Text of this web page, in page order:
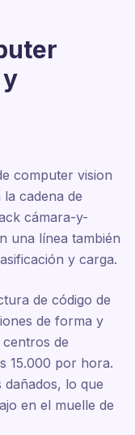
computer vision
cadena de
cámara-y-
una línea también
y carga.
de código de
de forma y
de
15.000 por hora.
dañados, lo que
en el muelle de